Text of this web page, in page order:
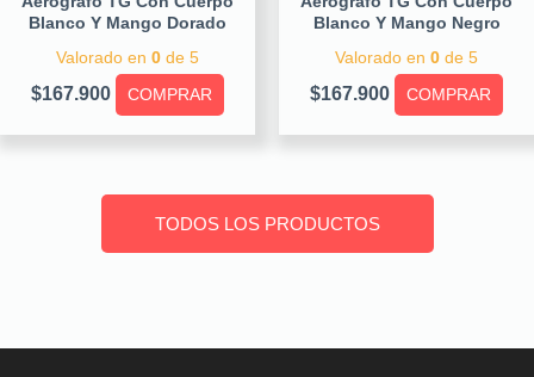
Blanco Y Mango Dorado
Valorado en 0 de 5
$167.900 COMPRAR
Blanco Y Mango Negro
Valorado en 0 de 5
$167.900 COMPRAR
TODOS LOS PRODUCTOS